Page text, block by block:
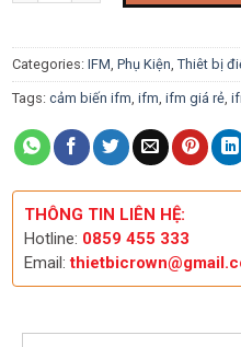
Categories: IFM, Phụ Kiện, Thiêt bị
Tags: cảm biến ifm, ifm, ifm giá rẻ,
THÔNG TIN LIÊN HỆ:
Hotline: 0859 455 333
Email: